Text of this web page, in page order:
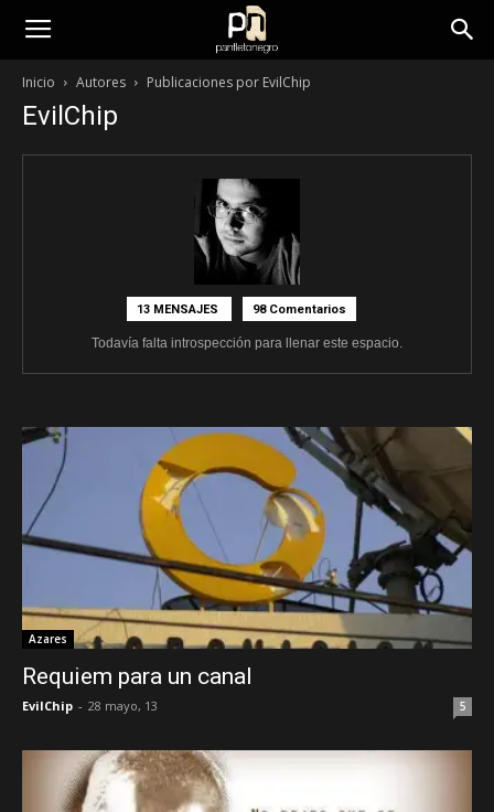
panfletonegro
Inicio Autores Publicaciones por EvilChip
EvilChip
13 MENSAJES 98 Comentarios
Todavía falta introspección para llenar este espacio.
Azares
Requiem para un canal
EvilChip - 28 mayo, 13 5